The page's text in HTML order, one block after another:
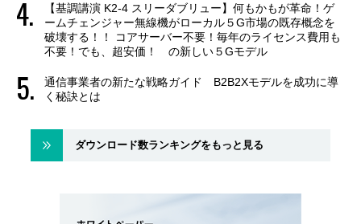
【基調講演 K2-4 スリーダブリュー】何もかもが革命！ゲ
ームチェンジャー無線機がローカル５G市場の既存概念を
破壊する！！ コアサーバー不要！毎年のライセンス費用も
不要！でも、超安価！ の新しい５Gモデル
通信事業者の新たな戦略ガイド B2B2Xモデルを成功に導
く秘訣とは
ダウンロード数ランキングをもっと見る